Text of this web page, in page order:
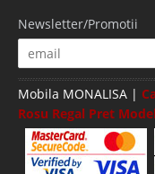
Newsletter/Promotii
Mobila MONALISA |
Rosu Regal Pret